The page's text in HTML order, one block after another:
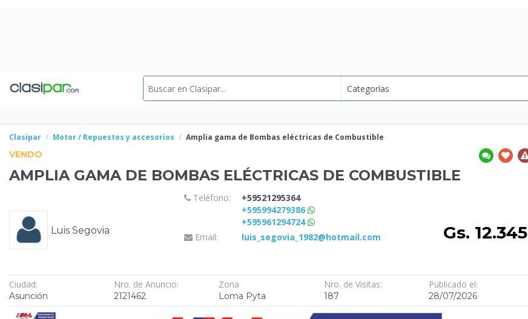
Clasipar Motor / Repuestos y accesorios Amplia gama de Bombas eléctricas de Combustible
VENDO
AMPLIA GAMA DE BOMBAS ELÉCTRICAS DE COMBUSTIBLE
Luis Segovia
Teléfono:
+59521295364
+595994279386
+595961294724
Email:
luis_segovia_1982@hotmail.com Gs. 12.345
Ciudad:
Asunción
Nro. de Anuncio:
2121462
Zona
Loma Pyta
Nro. de Visitas:
187
Publicado el:
28/07/2026